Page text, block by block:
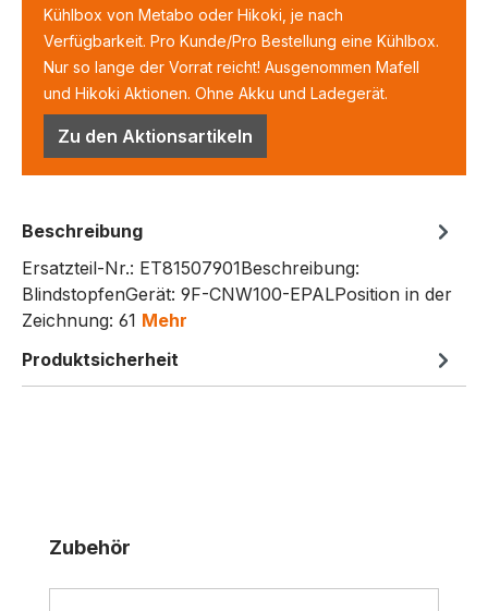
Kühlbox von Metabo oder Hikoki, je nach
Verfügbarkeit. Pro Kunde/Pro Bestellung eine Kühlbox.
Nur so lange der Vorrat reicht! Ausgenommen Mafell
und Hikoki Aktionen. Ohne Akku und Ladegerät.
Zu den Aktionsartikeln
Beschreibung
Ersatzteil-Nr.: ET81507901Beschreibung:
BlindstopfenGerät: 9F-CNW100-EPALPosition in der
Zeichnung: 61 Mehr
Produktsicherheit
Produktgalerie überspringen
Zubehör